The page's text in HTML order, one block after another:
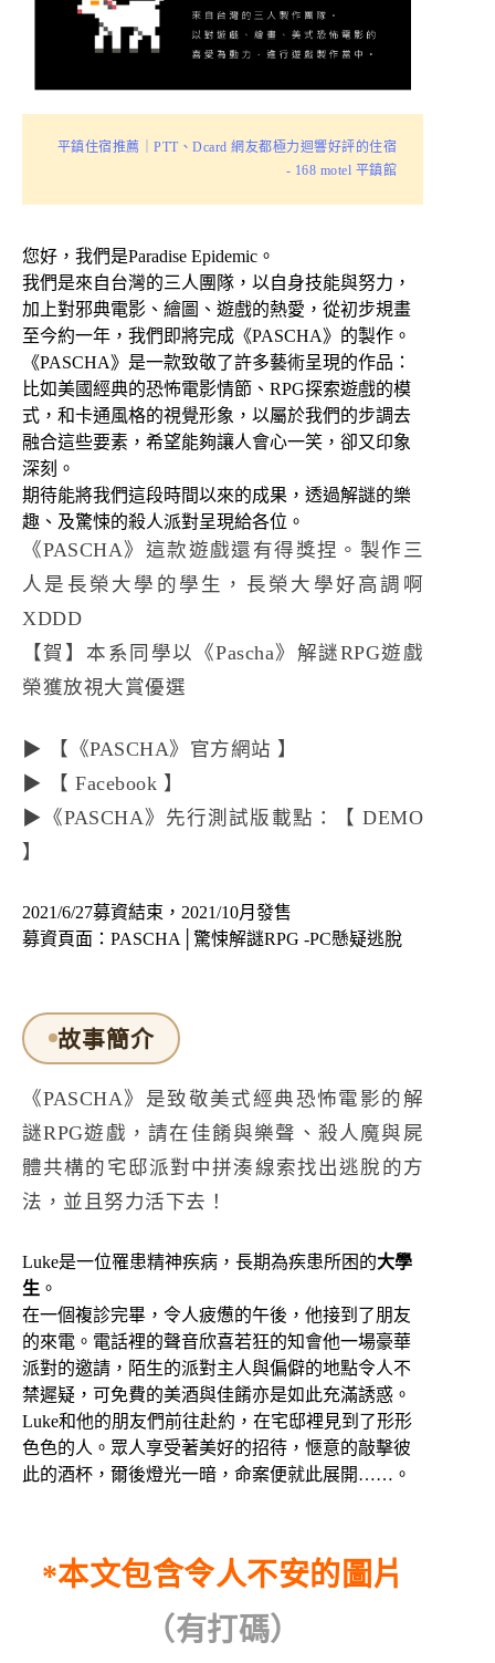
平鎮住宿推薦｜PTT、Dcard 網友都極力迴響好評的住宿
- 168 motel 平鎮館
您好，我們是Paradise Epidemic。
我們是來自台灣的三人團隊，以自身技能與努力，
加上對邪典電影、繪圖、遊戲的熱愛，從初步規畫
至今約一年，我們即將完成《PASCHA》的製作。
《PASCHA》是一款致敬了許多藝術呈現的作品：
比如美國經典的恐怖電影情節、RPG探索遊戲的模
式，和卡通風格的視覺形象，以屬於我們的步調去
融合這些要素，希望能夠讓人會心一笑，卻又印象
深刻。
期待能將我們這段時間以來的成果，透過解謎的樂
趣、及驚悚的殺人派對呈現給各位。
《PASCHA》這款遊戲還有得獎捏。製作三
人是長榮大學的學生，長榮大學好高調啊
XDDD
【賀】本系同學以《Pascha》解謎RPG遊戲
榮獲放視大賞優選
▶ 【 《PASCHA》官方網站 】
▶ 【 Facebook 】
▶《PASCHA》先行測試版載點：【DEMO
】
2021/6/27募資結束，2021/10月發售
募資頁面： PASCHA│驚悚解謎RPG -PC懸疑逃脫
故事簡介
《PASCHA》是致敬美式經典恐怖電影的解
謎RPG遊戲，請在佳餚與樂聲、殺人魔與屍
體共構的宅邸派對中拼湊線索找出逃脫的方
法，並且努力活下去！
Luke是一位罹患精神疾病，長期為疾患所困的大學
生 。
​在一個複診完畢，令人疲憊的午後，他接到了朋友
的來電。電話裡的聲音欣喜若狂的知會他一場豪華
派對的邀請，陌生的派對主人與偏僻的地點令人不
禁遲疑，可免費的美酒與佳餚亦是如此充滿誘惑。
Luke和他的朋友們前往赴約，在宅邸裡見到了形形
色色的人。眾人享受著美好的招待，愜意的敲擊彼
此的酒杯，爾後燈光一暗，命案便就此展開……。
*本文包含令人不安的圖片
（有打碼）